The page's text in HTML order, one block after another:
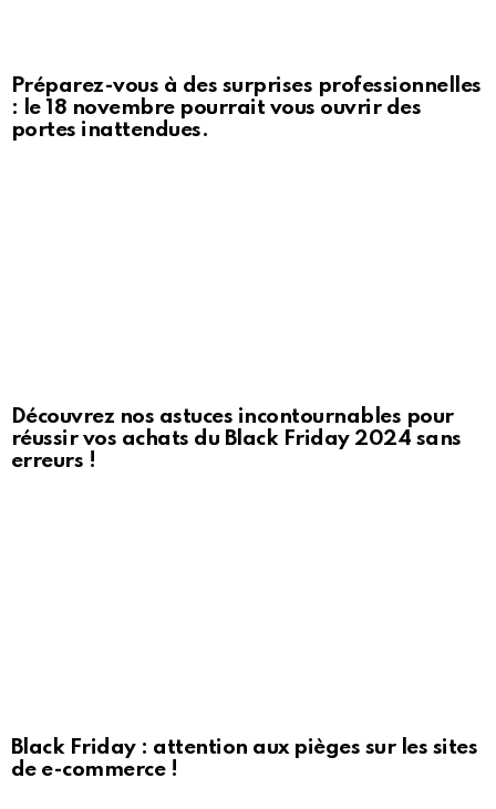
Préparez-vous à des surprises professionnelles
: le 18 novembre pourrait vous ouvrir des
portes inattendues.
Découvrez nos astuces incontournables pour
réussir vos achats du Black Friday 2024 sans
erreurs !
Black Friday : attention aux pièges sur les sites
de e-commerce !